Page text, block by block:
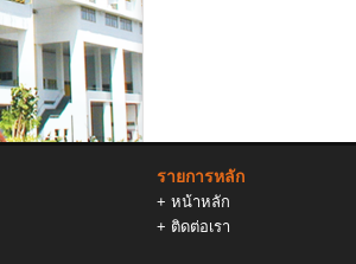
รายการหลัก
+ หน้าหลัก
+ ติดต่อเรา